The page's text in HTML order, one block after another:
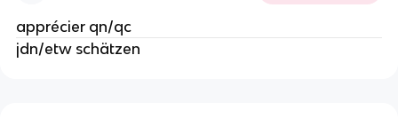
apprécier qn/qc
jdn/etw schätzen